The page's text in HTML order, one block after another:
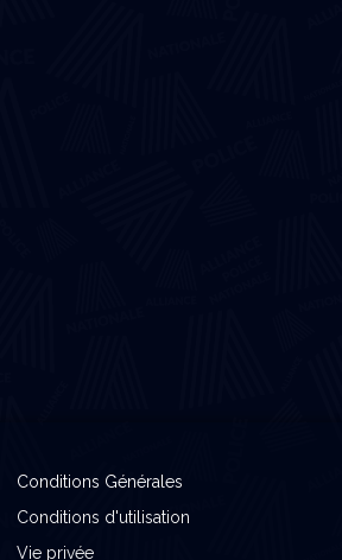
Conditions Générales
Conditions d'utilisation
Vie privée